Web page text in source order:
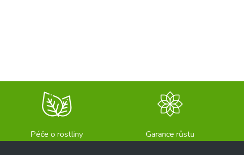
Péče o rostliny Garance růstu